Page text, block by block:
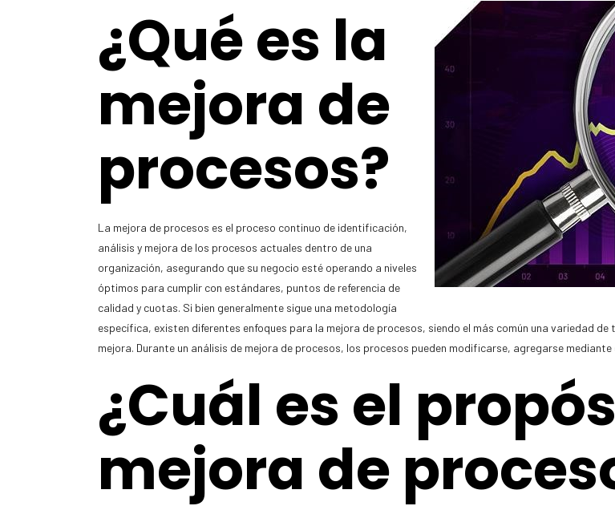
¿Qué es la
mejora de
procesos?
La mejora de procesos es el proceso continuo de identificación,
análisis y mejora de los procesos actuales dentro de una
organización, asegurando que su negocio esté operando a niveles
óptimos para cumplir con estándares, puntos de referencia de
calidad y cuotas. Si bien generalmente sigue una metodología
específica, existen diferentes enfoques para la mejora de procesos, siendo el más común una variedad
mejora. Durante un análisis de mejora de procesos, los procesos pueden modificarse, agregarse
¿Cuál es el
mejora de